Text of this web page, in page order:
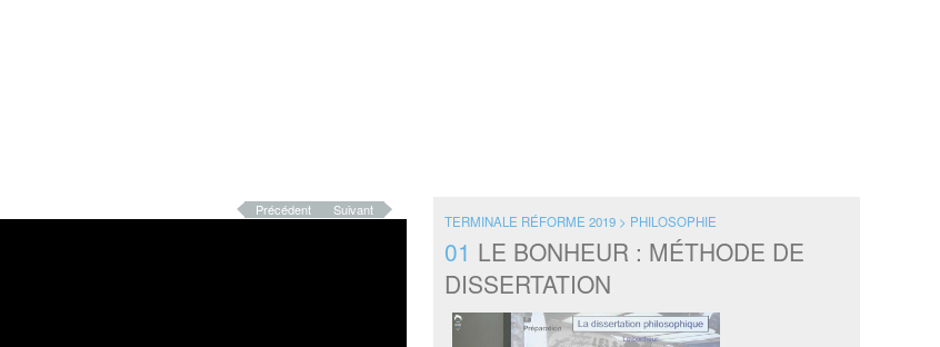
Précédent Suivant
TERMINALE RÉFORME 2019 > PHILOSOPHIE
01 LE BONHEUR : MÉTHODE DE
DISSERTATION